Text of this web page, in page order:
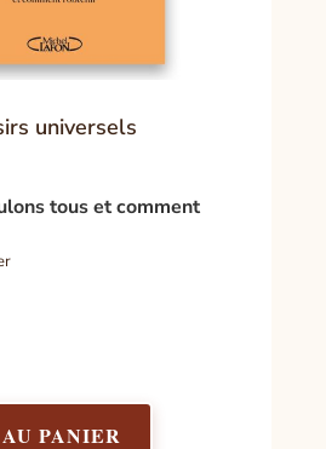
universels
tous et comment
PANIER